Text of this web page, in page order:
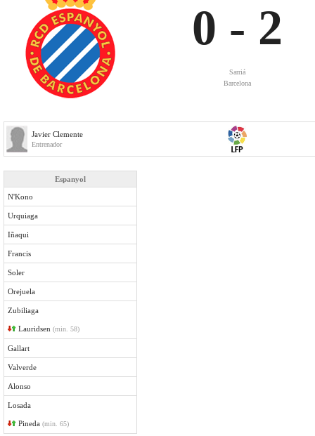
0 - 2
Sarriá
Barcelona
Javier Clemente
Entrenador
Espanyol
N'Kono
Urquiaga
Iñaqui
Francis
Soler
Orejuela
Zubiliaga
Lauridsen (min. 58)
Gallart
Valverde
Alonso
Losada
Pineda (min. 65)